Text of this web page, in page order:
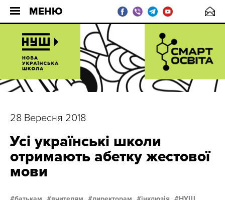
МЕНЮ
28 Вересня 2018
Усі українські школи
отримають абетку жестової
мови